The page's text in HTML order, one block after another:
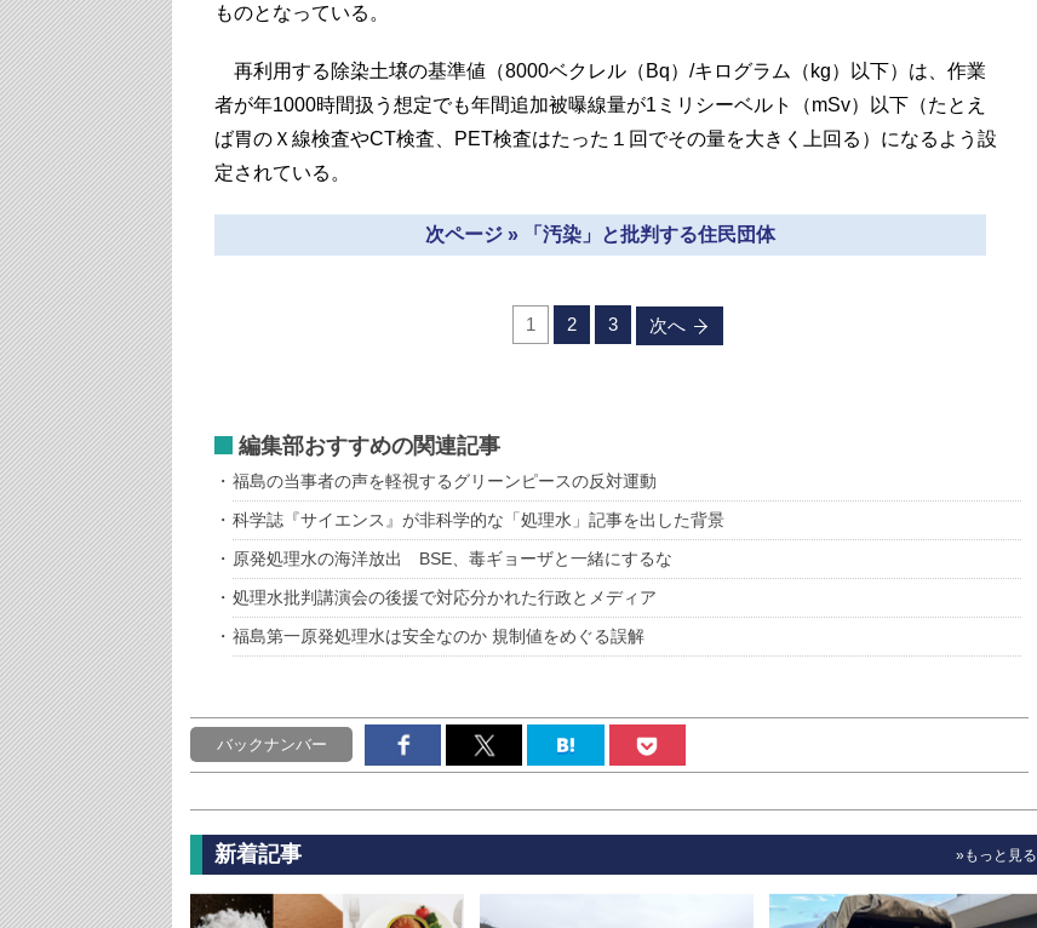
ものとなっている。
再利用する除染土壌の基準値（8000ベクレル（Bq）/キログラム（kg）以下）は、作業
者が年1000時間扱う想定でも年間追加被曝線量が1ミリシーベルト（mSv）以下（たとえ
ば胃のＸ線検査やCT検査、PET検査はたった１回でその量を大きく上回る）になるよう設
定されている。
次ページ » 「汚染」と批判する住民団体
1 2 3 次へ
編集部おすすめの関連記事
福島の当事者の声を軽視するグリーンピースの反対運動
科学誌『サイエンス』が非科学的な「処理水」記事を出した背景
原発処理水の海洋放出 BSE、毒ギョーザと一緒にするな
処理水批判講演会の後援で対応分かれた行政とメディア
福島第一原発処理水は安全なのか 規制値をめぐる誤解
バックナンバー
新着記事 »もっと見る